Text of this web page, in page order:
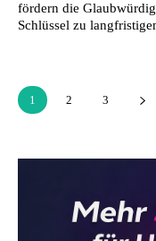
fördern die
Schlüssel zu
1 2 3